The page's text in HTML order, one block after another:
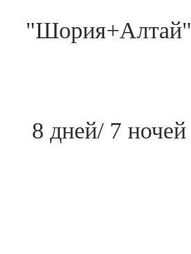
"Шория+Алтай"
8 дней/ 7 ночей